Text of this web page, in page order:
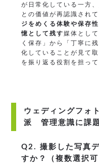
が日常化している一方
との価値が再認識され
ジをめくる体験や保存
憶として残す媒体とし
く保存」から「丁寧に
化していることが見て
を振り返る役割を担っ
ウェディングフォ
派 管理意識に課
Q2. 撮影した写真
すか？（複数選択可